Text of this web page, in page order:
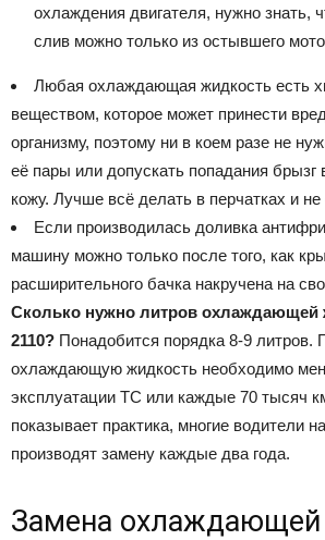
охлаждения двигателя, нужно знать,
слив можно только из остывшего
Любая охлаждающая жидкость есть
веществом, которое может принести
организму, поэтому ни в коем разе не
её пары или допускать попадания брызг
кожу. Лучше всё делать в перчатках и
Если производилась доливка
машину можно только после того, как
расширительного бачка накручена на
Сколько нужно литров охлаждающей
2110? Понадобится порядка 8-9 литров.
охлаждающую жидкость необходимо
эксплуатации ТС или каждые 70 тысяч
показывает практика, многие водители
производят замену каждые два года.
Замена